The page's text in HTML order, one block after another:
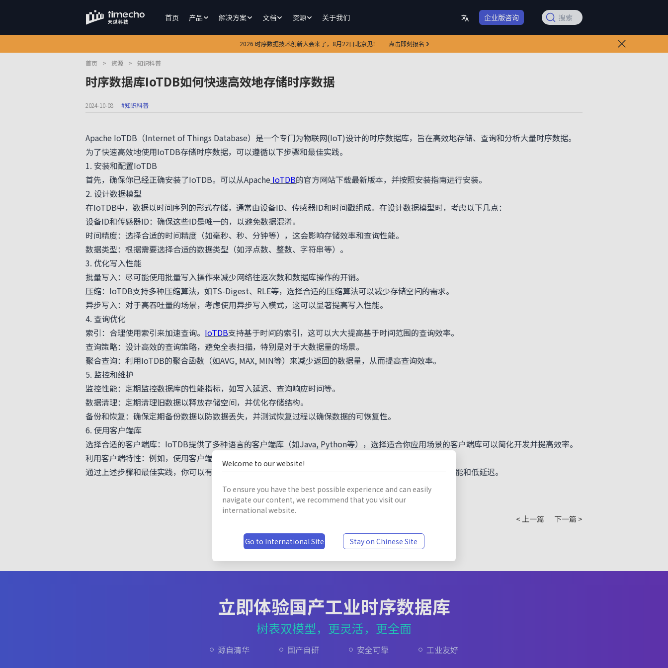
首页 产品 解决方案 文档 资源 关于我们 企业版咨询 搜索
2026 时序数据技术创新大会来了，8月22日北京见！ 点击即刻报名
首页 > 资源 > 知识科普
时序数据库IoTDB如何快速高效地存储时序数据
2024-10-08 #知识科普
Apache IoTDB（Internet of Things Database）是一个专门为物联网(IoT)设计的时序数据库，旨在高效地存储、查询和分析大量时序数据。
为了快速高效地使用IoTDB存储时序数据，可以遵循以下步骤和最佳实践。
1. 安装和配置IoTDB
首先，确保你已经正确安装了IoTDB。可以从Apache IoTDB的官方网站下载最新版本，并按照安装指南进行安装。
2. 设计数据模型
在IoTDB中，数据以时间序列的形式存储，通常由设备ID、传感器ID和时间戳组成。在设计数据模型时，考虑以下几点：
设备ID和传感器ID：确保这些ID是唯一的，以避免数据混淆。
时间精度：选择合适的时间精度（如毫秒、秒、分钟等），这会影响存储效率和查询性能。
数据类型：根据需要选择合适的数据类型（如浮点数、整数、字符串等）。
3. 优化写入性能
批量写入：尽可能使用批量写入操作来减少网络往返次数和数据库操作的开销。
压缩：IoTDB支持多种压缩算法，如TS-Digest、RLE等，选择合适的压缩算法可以减少存储空间的需求。
异步写入：对于高吞吐量的场景，考虑使用异步写入模式，这可以显著提高写入性能。
4. 查询优化
索引：合理使用索引来加速查询。 IoTDB支持基于时间的索引，这可以大大提高基于时间范围的查询效率。
查询策略：设计高效的查询策略，避免全表扫描，特别是对于大数据量的场景。
聚合查询：利用IoTDB的聚合函数（如AVG, MAX, MIN等）来减少返回的数据量，从而提高查询效率。
5. 监控和维护
监控性能：定期监控数据库的性能指标，如写入延迟、查询响应时间等。
数据清理：定期清理旧数据以释放存储空间，并优化存储结构。
备份和恢复：确保定期备份数据以防数据丢失，并测试恢复过程以确保数据的可恢复性。
6. 使用客户端库
选择合适的客户端库：IoTDB提供了多种语言的客户端库（如Java, Python等），选择适合你应用场景的客户端库可以简化开发并提高效率。
利用客户端特性：例如，使用客户端库提供的批量操作、自动重连等功能来优化应用性能。
通过上述步骤和最佳实践，你可以有效地利用Apache IoTDB来存储和管理大量的时序数据，同时保持高性能和低延迟。
< 上一篇 下一篇 >
立即体验国产工业时序数据库
树表双模型，更灵活，更全面
源自清华 国产自研 安全可靠 工业友好
Welcome to our website!
To ensure you have the best possible experience and can easily
navigate our content, we recommend that you visit our
international website.
Go to International Site Stay on Chinese Site